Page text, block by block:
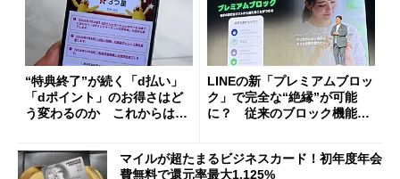
“特典終了”が続く「d払い」
「dポイント」のお得さはど
う変わるのか これからは
LINEの新「プレミアムブロッ
ク」で完全な“絶縁”が可能
に？ 従来のブロック機能と
マイルが超たまるビジネスカード！初年度年会
費無料で還元率最大1.125%